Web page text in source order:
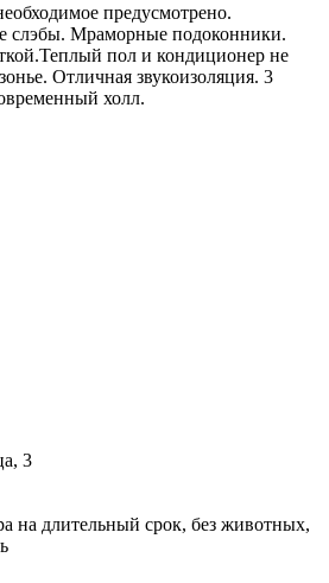
предусмотрено.
слэбы. Мраморные подоконники.
пол и кондиционер не
Отличная звукоизоляция. 3
холл.
3
на длительный срок, без животных,